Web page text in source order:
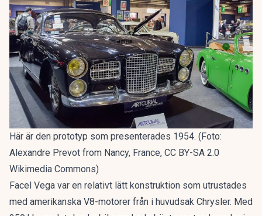
Här är den prototyp som presenterades 1954. (Foto:
Alexandre Prevot from Nancy, France, CC BY-SA 2.0
Wikimedia Commons)
Facel Vega var en relativt lätt konstruktion som utrustades
med amerikanska V8-motorer från i huvudsak Chrysler. Med